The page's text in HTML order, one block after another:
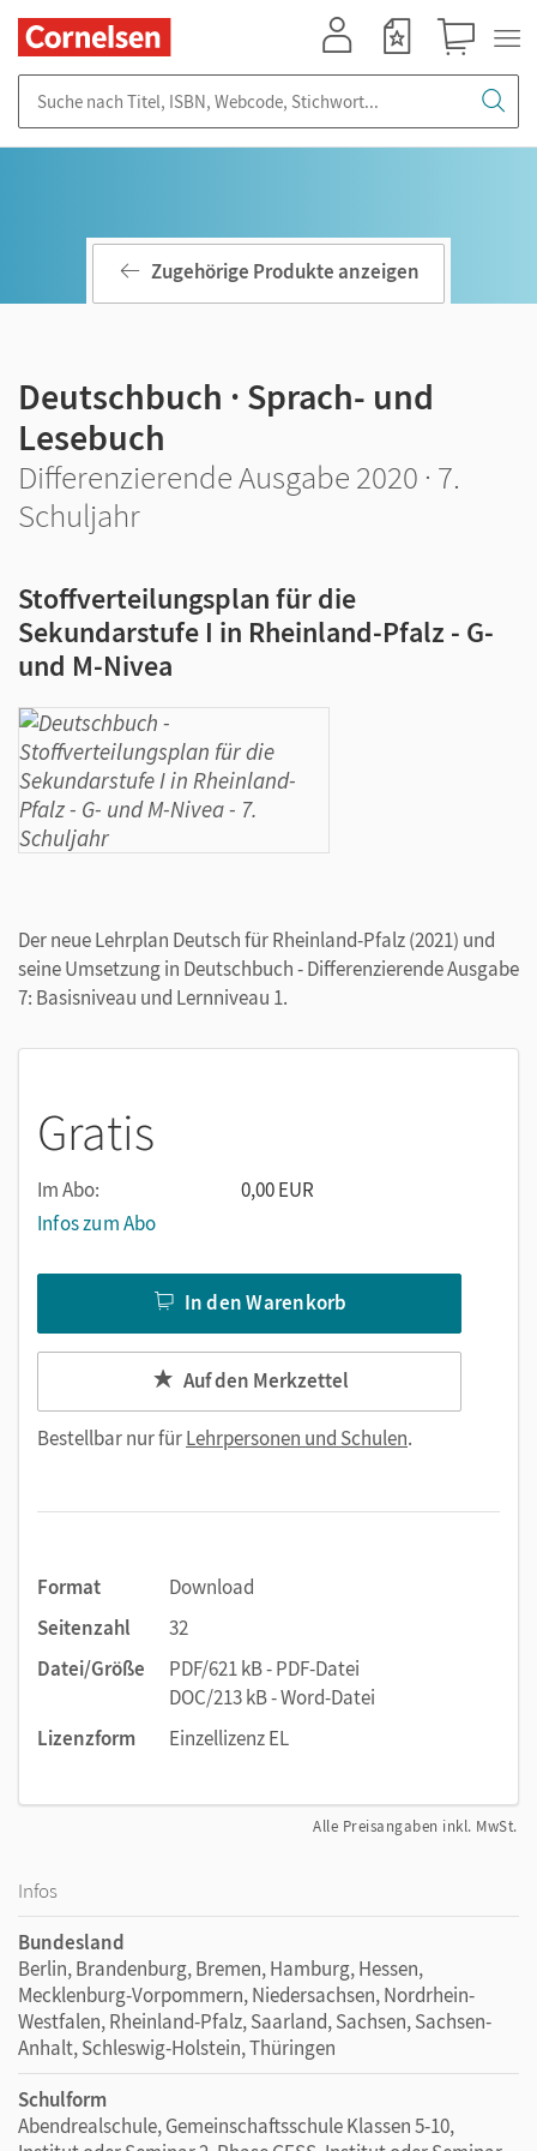
Zugehörige Produkte anzeigen
Deutschbuch · Sprach- und
Lesebuch
Differenzierende Ausgabe 2020 · 7.
Schuljahr
Stoffverteilungsplan für die
Sekundarstufe I in Rheinland-Pfalz - G-
und M-Nivea
Der neue Lehrplan Deutsch für Rheinland-Pfalz (2021) und
seine Umsetzung in Deutschbuch - Differenzierende Ausgabe
7: Basisniveau und Lernniveau 1.
Gratis
Im Abo:
0,00 EUR
Infos zum Abo
In den Warenkorb
Auf den Merkzettel
Bestellbar nur fürLehrpersonen und Schulen.
Format
Download
Seitenzahl
32
Datei/Größe
PDF/621 kB - PDF-Datei
DOC/213 kB - Word-Datei
Lizenzform
Einzellizenz EL
Alle Preisangaben inkl. MwSt.
Infos
Bundesland
Berlin, Brandenburg, Bremen, Hamburg, Hessen,
Mecklenburg-Vorpommern, Niedersachsen, Nordrhein-
Westfalen, Rheinland-Pfalz, Saarland, Sachsen, Sachsen-
Anhalt, Schleswig-Holstein, Thüringen
Schulform
Abendrealschule, Gemeinschaftsschule Klassen 5-10,